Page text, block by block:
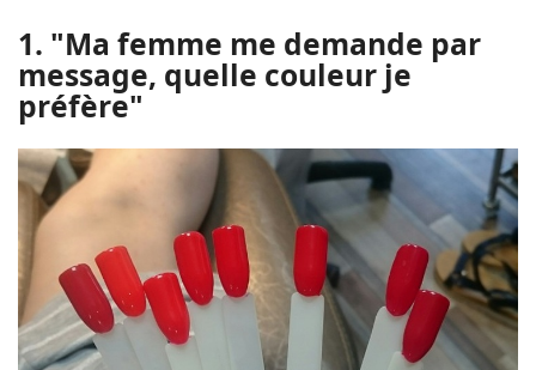
1. "Ma femme me demande par
message, quelle couleur je
préfère"